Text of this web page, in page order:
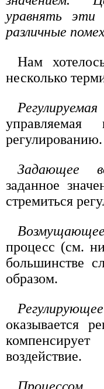
уравнять эти
различные
Нам
несколько
управляемая
регулированию.
Задающее
заданное
стремиться
процесс (см.
большинстве
образом.
оказывается
воздействие.